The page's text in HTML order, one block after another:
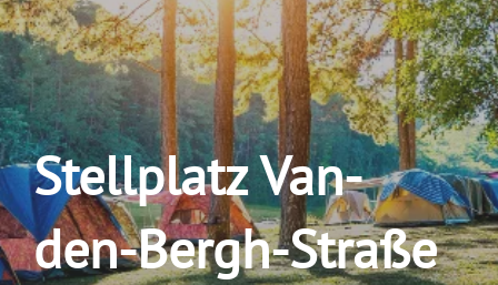
Stellplatz Van-
den-Bergh-Straße